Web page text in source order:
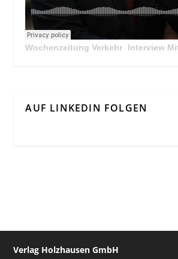
Wochenzeitung Verkehr · Interview Mit Andreas
AUF LINKEDIN FOLGEN
Verlag Holzhausen GmbH